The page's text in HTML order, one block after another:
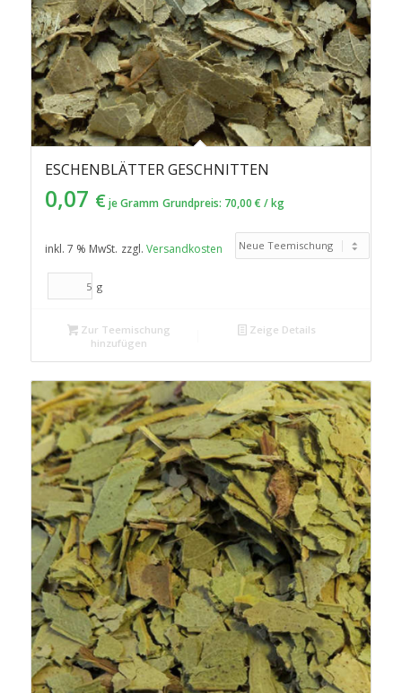
ESCHENBLÄTTER GESCHNITTEN
0,07 € je Gramm Grundpreis: 70,00 € /kg
inkl. 7 % MwSt. zzgl. Versandkosten
g
Zur Teemischung
hinzufügen
Zeige Details